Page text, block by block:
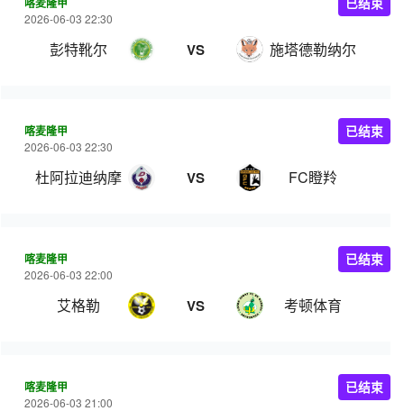
2026-06-03 22:30
彭特靴尔 VS 施塔德勒纳尔
喀麦隆甲
2026-06-03 22:30
杜阿拉迪纳摩 VS FC瞪羚
已结束
喀麦隆甲
2026-06-03 22:00
艾格勒 VS 考顿体育
已结束
喀麦隆甲
2026-06-03 21:00
已结束